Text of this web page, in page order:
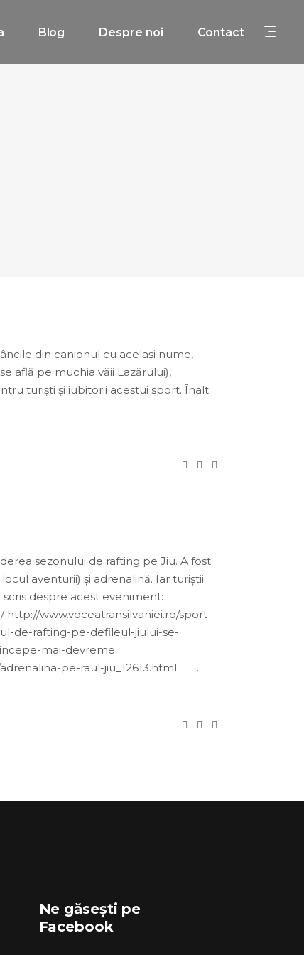
Blog Despre noi Contact
din canionul cu același nume,
află pe muchia văii Lazărului),
turiști și iubitorii acestui sport. Înalt
sezonului de rafting pe Jiu. A fost
aventurii) și adrenalină. Iar turiștii
despre acest eveniment:
www.voceatransilvaniei.ro/sport-
de-rafting-pe-defileul-jiului-se-
mai-devreme
pe-raul-jiu_12613.html
Ne găsești pe
Facebook